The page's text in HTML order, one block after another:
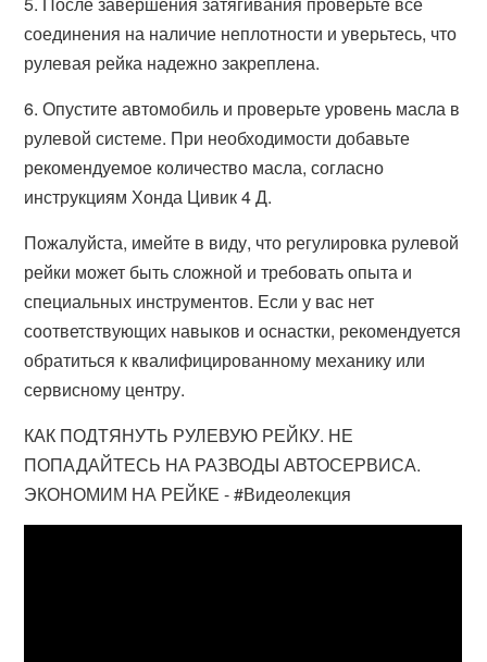
соединения на наличие неплотности и уверьтесь, что
рулевая рейка надежно закреплена.
6. Опустите автомобиль и проверьте уровень масла в
рулевой системе. При необходимости добавьте
рекомендуемое количество масла, согласно
инструкциям Хонда Цивик 4 Д.
Пожалуйста, имейте в виду, что регулировка рулевой
рейки может быть сложной и требовать опыта и
специальных инструментов. Если у вас нет
соответствующих навыков и оснастки, рекомендуется
обратиться к квалифицированному механику или
сервисному центру.
КАК ПОДТЯНУТЬ РУЛЕВУЮ РЕЙКУ. НЕ
ПОПАДАЙТЕСЬ НА РАЗВОДЫ АВТОСЕРВИСА.
ЭКОНОМИМ НА РЕЙКЕ - #Видеолекция